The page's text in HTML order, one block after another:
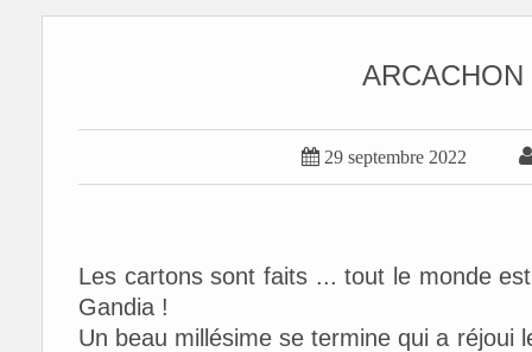
 29 septembre 2022
Les cartons sont faits ... tout le monde
Gandia !
Un beau millésime se termine qui a réjoui